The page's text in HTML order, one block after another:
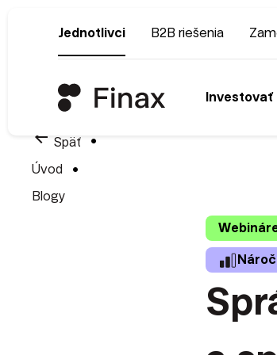
Jednotlivci B2B riešenia
Investovať
arrow_back Späť
Úvod
Blogy